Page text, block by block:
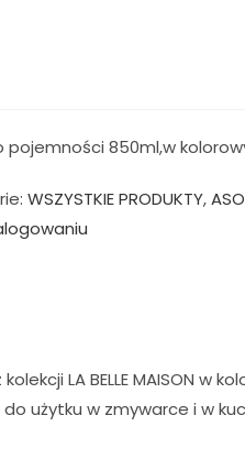
pojemności 850ml,w
WSZYSTKIE PRODUKTY,
LA BELLE MAISON
użytku w zmywarce i w